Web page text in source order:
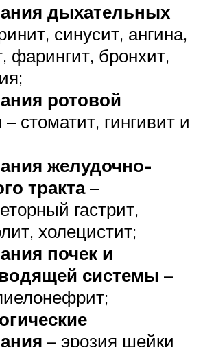
дыхательных
синусит, ангина,
фарингит, бронхит,
ротовой
– стоматит, гингивит и
желудочно-
тракта–
гастрит,
холецистит;
почек и
системы –
– эрозия шейки